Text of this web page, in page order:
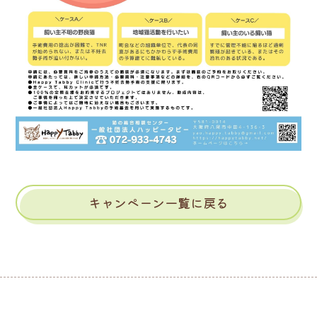
キャンペーン一覧に戻る